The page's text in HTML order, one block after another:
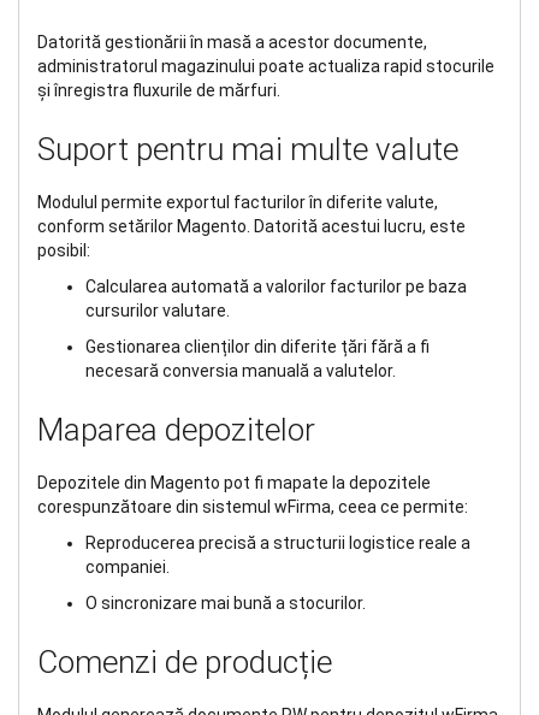
Datorită gestionării în masă a acestor documente,
administratorul magazinului poate actualiza rapid stocurile
și înregistra fluxurile de mărfuri.
Suport pentru mai multe valute
Modulul permite exportul facturilor în diferite valute,
conform setărilor Magento. Datorită acestui lucru, este
posibil:
Calcularea automată a valorilor facturilor pe baza
cursurilor valutare.
Gestionarea clienților din diferite țări fără a fi
necesară conversia manuală a valutelor.
Maparea depozitelor
Depozitele din Magento pot fi mapate la depozitele
corespunzătoare din sistemul wFirma, ceea ce permite:
Reproducerea precisă a structurii logistice reale a
companiei.
O sincronizare mai bună a stocurilor.
Comenzi de producție